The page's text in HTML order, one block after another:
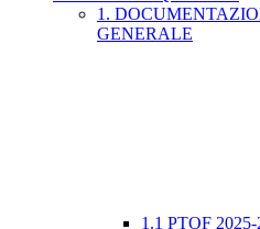
1.
GENERALE
1.1 PTOF